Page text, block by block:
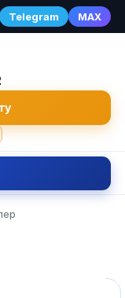
Telegram MAX